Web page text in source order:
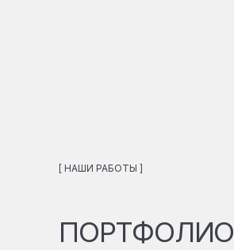
[ НАШИ РАБОТЫ ]
ПОРТФОЛИО